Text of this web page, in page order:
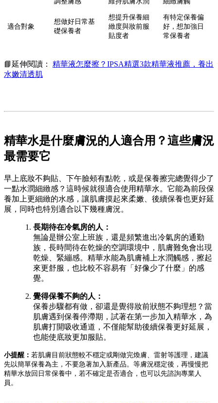
適合對象
想做好日常基
礎保養者
想提升保養細
緻度與妝前服
貼度者
有特定保養偏
好，想加強日
常保養者
📘延伸閱讀： 精華液怎麼擦？IPSA精選3款精華液推薦，養出
水嫩清透肌
精華水是什麼膚況的人適合用？這些膚況
最需要它
早上底妝不夠貼、下午臉頰有點乾，或是保養擦完總覺得少了
一點水潤細緻感？這時候就很適合使用精華水。它能為前段保
養加上更細緻的水感，讓肌膚摸起來柔嫩、後續保養也更好延
展，同時也特別適合以下幾種膚況。
長期待在冷氣房的人：
無論是辦公室上班族，還是頻繁進出冷氣房的通勤
族，長時間待在乾燥的空調環境中，肌膚難免會出現
乾燥、緊繃感。精華水能為肌膚補上水潤觸感，擦起
來更舒服，也比較不容易有「好像少了什麼」的感
覺。
覺得保養不夠的人：
保養步驟都有做，卻還是覺得妝前狀態不夠理想？當
肌膚遇到保養停滯期，試著在第一步加入精華水，為
肌膚打開吸收通道，不僅能幫助後續保養更好延展，
也能使底妝更加服貼。
小提醒： 若肌膚目前狀態較不穩定或剛做完煥膚、雷射等護理，建議
先以簡單保養為主，不要急著加入新產品。等膚況穩定後，再慢慢把
精華水放回日常保養中，若不確定是否適合，也可以先諮詢專業人
員。